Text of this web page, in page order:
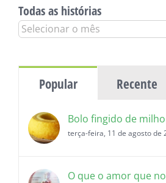
Todas as histórias
Todas
Popular Recente
Bolo fingido de
terça-feira, 11 de agosto de
O que o amor que